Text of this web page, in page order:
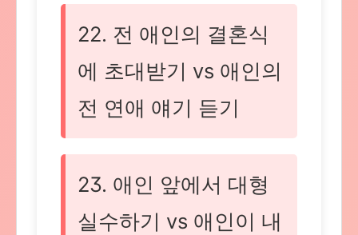
22. 전 애인의 결혼식
에 초대받기 vs 애인의
전 연애 얘기 듣기
23. 애인 앞에서 대형
실수하기 vs 애인이 내